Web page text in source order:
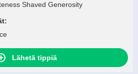
Shaved Generosity
Lähetä tippiä